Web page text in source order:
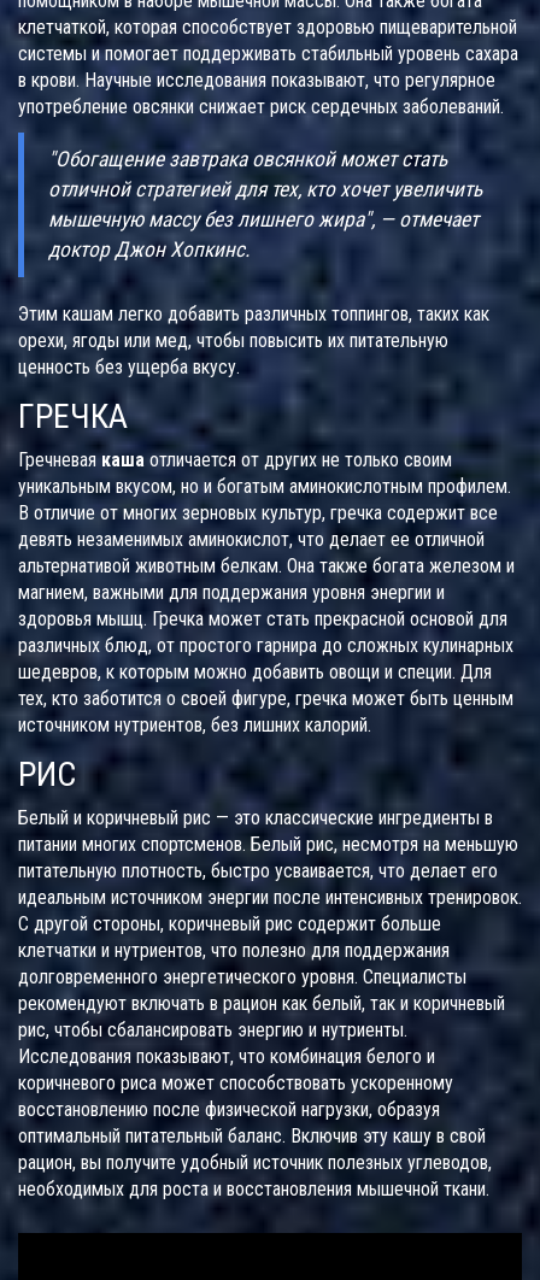
клетчаткой, которая способствует здоровью пищеварительной
системы и помогает поддерживать стабильный уровень сахара
в крови. Научные исследования показывают, что регулярное
употребление овсянки снижает риск сердечных заболеваний.
"Обогащение завтрака овсянкой может стать
отличной стратегией для тех, кто хочет увеличить
мышечную массу без лишнего жира", — отмечает
доктор Джон Хопкинс.
Этим кашам легко добавить различных топпингов, таких как
орехи, ягоды или мед, чтобы повысить их питательную
ценность без ущерба вкусу.
ГРЕЧКА
Гречневаякаша отличается от других не только своим
уникальным вкусом, но и богатым аминокислотным профилем.
В отличие от многих зерновых культур, гречка содержит все
девять незаменимых аминокислот, что делает ее отличной
альтернативой животным белкам. Она также богата железом и
магнием, важными для поддержания уровня энергии и
здоровья мышц. Гречка может стать прекрасной основой для
различных блюд, от простого гарнира до сложных кулинарных
шедевров, к которым можно добавить овощи и специи. Для
тех, кто заботится о своей фигуре, гречка может быть ценным
источником нутриентов, без лишних калорий.
РИС
Белый и коричневый рис — это классические ингредиенты в
питании многих спортсменов. Белый рис, несмотря на меньшую
питательную плотность, быстро усваивается, что делает его
идеальным источником энергии после интенсивных тренировок.
С другой стороны, коричневый рис содержит больше
клетчатки и нутриентов, что полезно для поддержания
долговременного энергетического уровня. Специалисты
рекомендуют включать в рацион как белый, так и коричневый
рис, чтобы сбалансировать энергию и нутриенты.
Исследования показывают, что комбинация белого и
коричневого риса может способствовать ускоренному
восстановлению после физической нагрузки, образуя
оптимальный питательный баланс. Включив эту кашу в свой
рацион, вы получите удобный источник полезных углеводов,
необходимых для роста и восстановления мышечной ткани.